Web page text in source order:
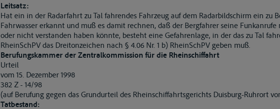
Leitsatz:
Hat ein in der Radarfahrt zu Tal fahrendes Fahrzeug auf dem Radarbildschirm ein zu
Fahrwasser erkannt und muß es damit rechnen, daß der Bergfahrer seine
oder nicht verstanden haben könnte, besteht eine Gefahrenlage, in der das zu Tal
RheinSchPV das Dreitonzeichen nach § 4.06 Nr. 1 b) RheinSchPV geben muß.
Berufungskammer der Zentralkommission für die Rheinschiffahrt
Urteil
vom 15. Dezember 1998
382 Z - 14/98
(auf Berufung gegen das Grundurteil des Rheinschiffahrtsgerichts Duisburg-Ruhrort
Tatbestand: